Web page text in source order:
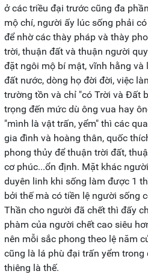
ở các triều đại trước cũng đa
mộ chí, người ấy lúc sống phải
để nhờ các thày pháp và thày
trời, thuận đất và thuận người
đặt ngôi mộ bí mật, vĩnh hằng
đất nước, dòng họ đời đời, việc
trường tồn và chỉ "có Trời và Đất
trọng đến mức dù ông vua hay
"mình là vật trấn, yểm" thì các
gia đình và hoàng thân, quốc
phong thủy để thuận trời đất,
cơ phúc...ổn định. Mặt khác
duyên linh khi sống làm được 1
bởi thế mà có tiền lệ người sống
Thần cho người đã chết thì đấy
phàm của người chết cao siêu
nên mỗi sắc phong theo lệ năm
cũng là lá phù đại trấn yểm
thiêng là thế.